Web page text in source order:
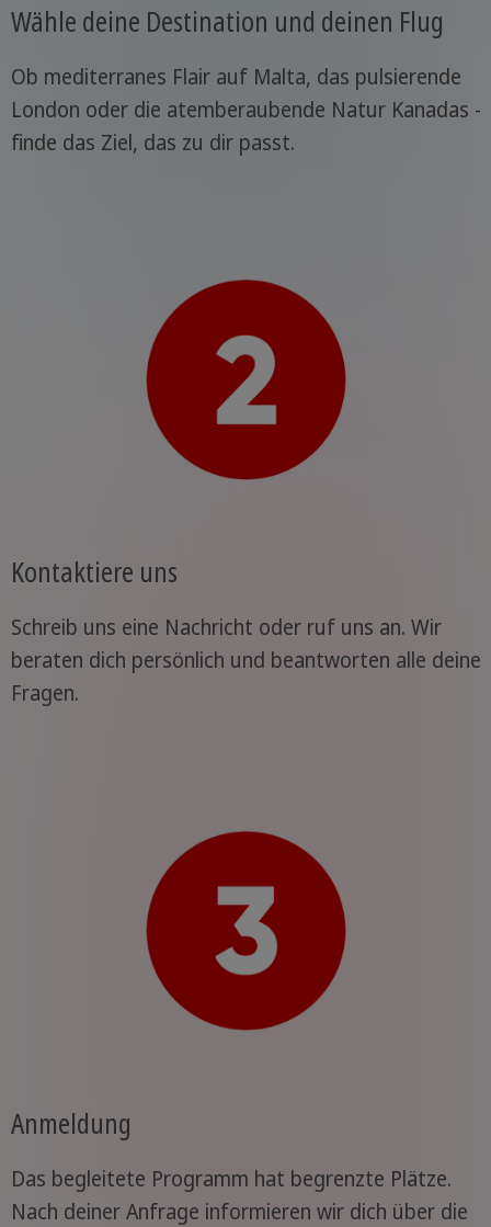
Wähle deine Destination und deinen Flug
Ob mediterranes Flair auf Malta, das pulsierende
London oder die atemberaubende Natur Kanadas -
finde das Ziel, das zu dir passt.
Kontaktiere uns
Schreib uns eine Nachricht oder ruf uns an. Wir
beraten dich persönlich und beantworten alle deine
Fragen.
Anmeldung
Das begleitete Programm hat begrenzte Plätze.
Nach deiner Anfrage informieren wir dich über die